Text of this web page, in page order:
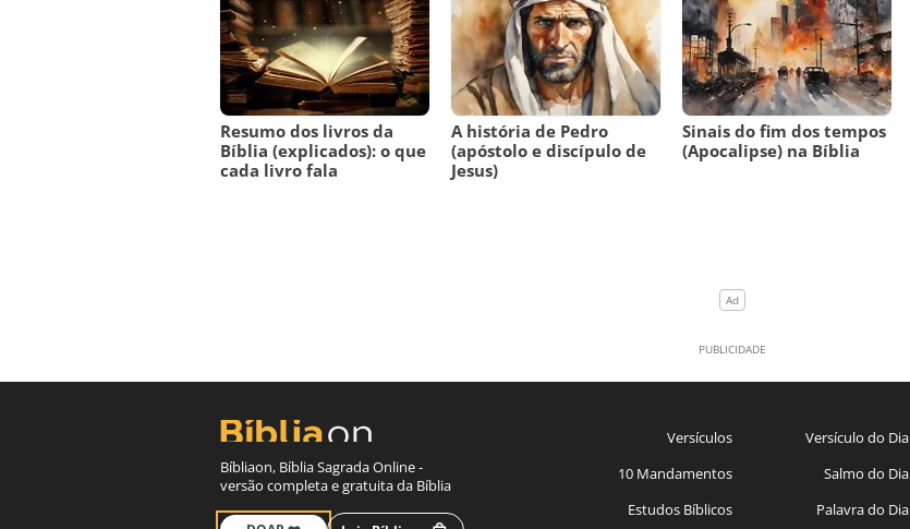
Resumo dos livros da
Bíblia (explicados): o que
cada livro fala
A história de Pedro
(apóstolo e discípulo de
Jesus)
Sinais do fim dos tempos
(Apocalipse) na Bíblia
Bíbliaon, Bíblia Sagrada Online -
versão completa e gratuita da Bíblia
Versículos
10 Mandamentos
Estudos Bíblicos
Versículo do Dia
Salmo do Dia
Palavra do Dia